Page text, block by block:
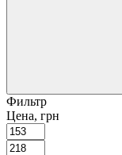
Фильтр
Цена, грн